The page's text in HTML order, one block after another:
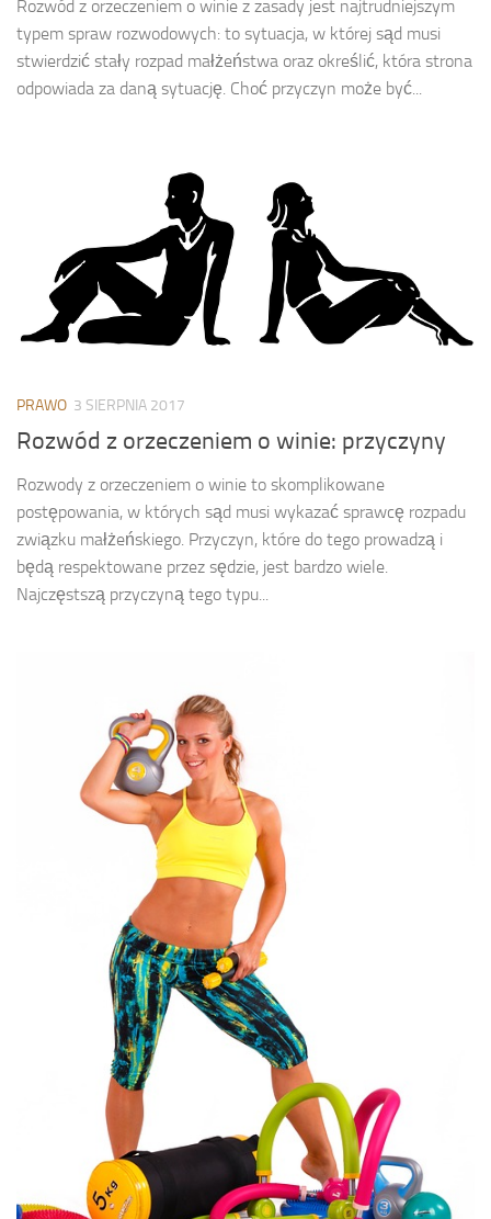
Rozwód z orzeczeniem o winie z zasady jest najtrudniejszym
typem spraw rozwodowych: to sytuacja, w której sąd musi
stwierdzić stały rozpad małżeństwa oraz określić, która strona
odpowiada za daną sytuację. Choć przyczyn może być...
PRAWO 3 SIERPNIA 2017
Rozwód z orzeczeniem o winie: przyczyny
Rozwody z orzeczeniem o winie to skomplikowane
postępowania, w których sąd musi wykazać sprawcę rozpadu
związku małżeńskiego. Przyczyn, które do tego prowadzą i
będą respektowane przez sędzie, jest bardzo wiele.
Najczęstszą przyczyną tego typu...